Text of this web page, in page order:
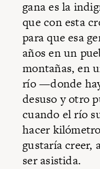
gana es la
que con esta
para que esa
años en un
montañas, en
río —donde
desuso y otro
cuando el río
hacer
gustaría creer,
ser asistida.